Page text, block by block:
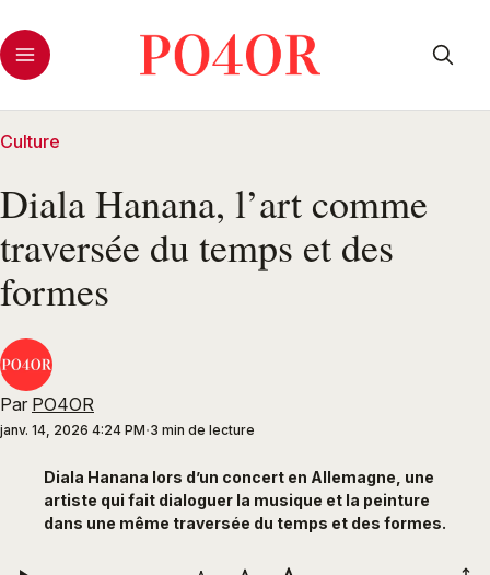
Culture
Diala Hanana, l’art comme
traversée du temps et des
formes
Par PO4OR
janv. 14, 2026 4:24 PM 3 min de lecture
Diala Hanana lors d’un concert en Allemagne, une
artiste qui fait dialoguer la musique et la peinture
dans une même traversée du temps et des formes.